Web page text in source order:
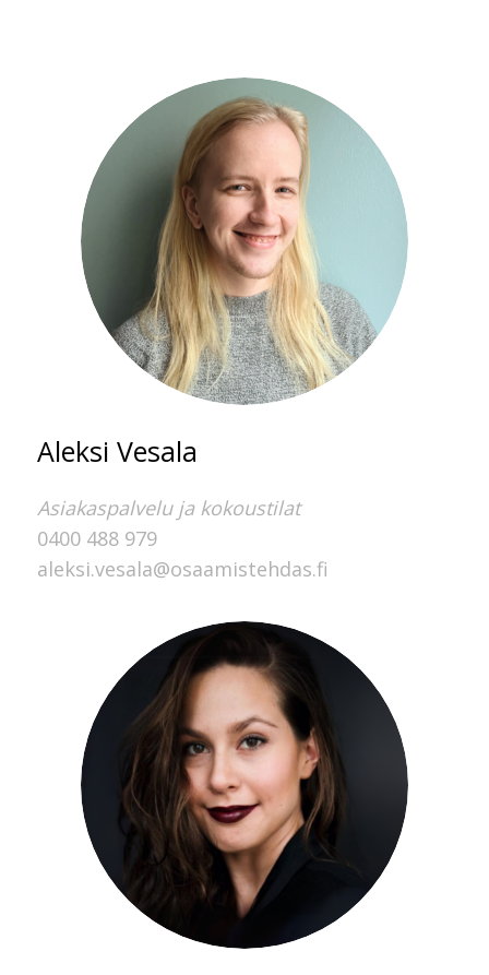
Aleksi Vesala
Asiakaspalvelu ja kokoustilat
0400 488 979
aleksi.vesala@osaamistehdas.fi